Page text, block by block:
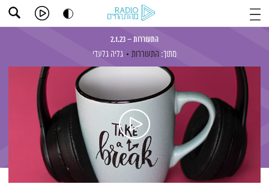
התעוררות – 2.1.23
מתוך: התעוררות גליה גלעדי